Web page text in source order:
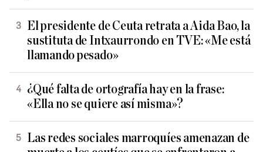
El presidente de Ceuta retrata a Aida Bao, la
sustituta de Intxaurrondo en TVE: «Me está
llamando pesado»
¿Qué falta de ortografía hay en la frase:
«Ella no se quiere así misma»?
Las redes sociales marroquíes amenazan de